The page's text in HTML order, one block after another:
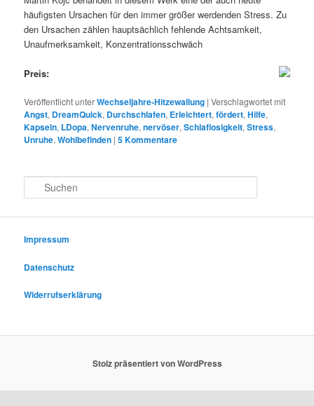
häufigsten Ursachen für den immer größer werdenden Stress. Zu
den Ursachen zählen hauptsächlich fehlende Achtsamkeit,
Unaufmerksamkeit, Konzentrationsschwäch
Preis:
Veröffentlicht unterWechseljahre-Hitzewallung |Verschlagwortet mit
Angst, DreamQuick, Durchschlafen, Erleichtert,fördert,Hilfe,
Kapseln, LDopa,Nervenruhe,nervöser,Schlaflosigkeit,Stress,
Unruhe,Wohlbefinden |5Kommentare
u
e
Impressum
Datenschutz
Widerrufserklärung
Stolz präsentiert von WordPress